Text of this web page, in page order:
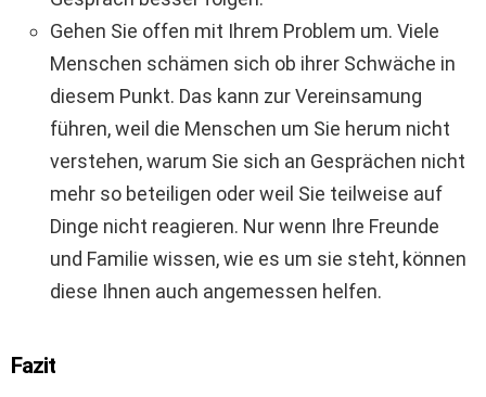
Gehen Sie offen mit Ihrem Problem um. Viele
Menschen schämen sich ob ihrer Schwäche in
diesem Punkt. Das kann zur Vereinsamung
führen, weil die Menschen um Sie herum nicht
verstehen, warum Sie sich an Gesprächen nicht
mehr so beteiligen oder weil Sie teilweise auf
Dinge nicht reagieren. Nur wenn Ihre Freunde
und Familie wissen, wie es um sie steht, können
diese Ihnen auch angemessen helfen.
Fazit